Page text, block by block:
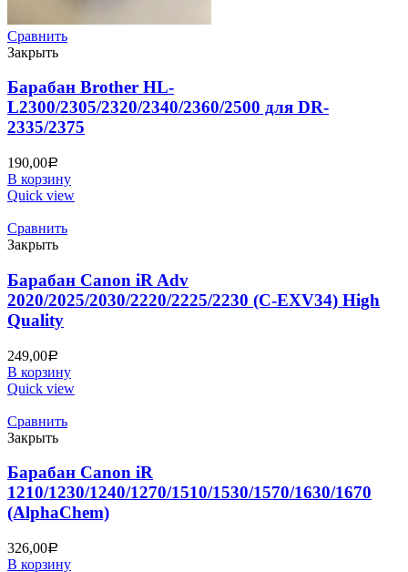
Сравнить
Закрыть
Барабан Brother HL-
L2300/2305/2320/2340/2360/2500 для DR-
2335/2375
190,00Р
В корзину
Quick view
Сравнить
Закрыть
Барабан Canon iR Adv
2020/2025/2030/2220/2225/2230 (C-EXV34) High
Quality
249,00Р
В корзину
Quick view
Сравнить
Закрыть
Барабан Canon iR
1210/1230/1240/1270/1510/1530/1570/1630/1670
(AlphaChem)
326,00Р
В корзину